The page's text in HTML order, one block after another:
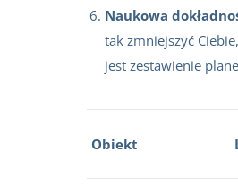
Naukowa
tak zmniejszyć
jest zestawienie
Obiekt